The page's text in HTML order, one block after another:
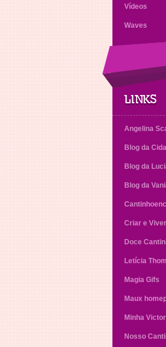
Vídeos
Waves
LINKS
Angelina
Blog da
Blog da
Blog da
Criar e Viver
Doce
Letícia
Magia Gifs
Maux
Minha
Nosso